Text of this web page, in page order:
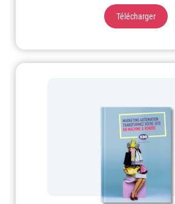
Télécharger